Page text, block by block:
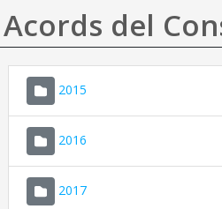
Acords del
2015
2016
2017